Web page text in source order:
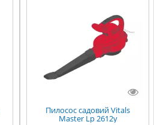
Пилосос садовий Vitals
Master Lp 2612y